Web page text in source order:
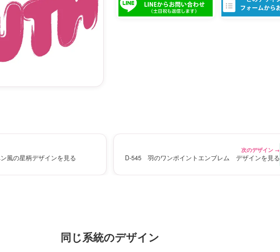
風の星柄デザインを見る
次のデザイン →
D-545 羽のワンポイントエンブレム デザインを見る
同じ系統のデザイン